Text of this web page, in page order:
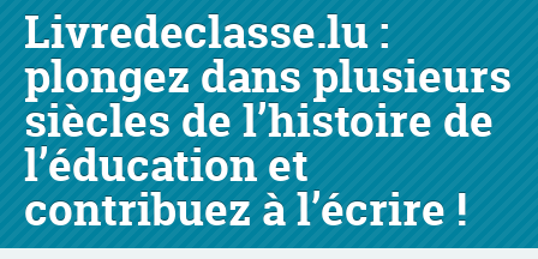
Livredeclasse.lu :
plongez dans plusieurs
siècles de l’histoire de
l’éducation et
contribuez à l’écrire !